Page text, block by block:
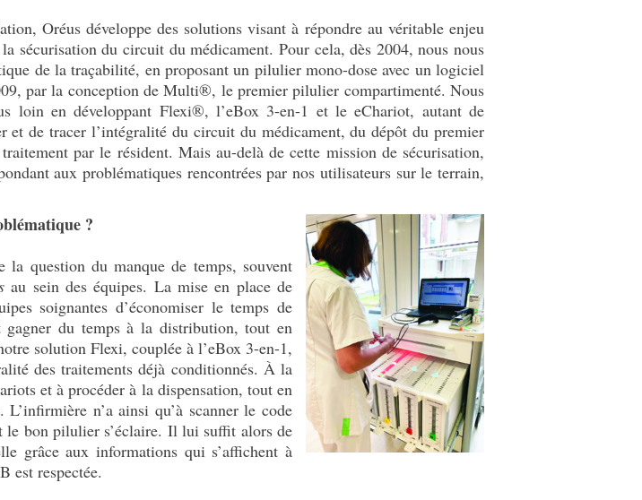
Oréus développe des solutions visant à répondre au véritable enjeu
sécurisation du circuit du médicament. Pour cela, dès 2004, nous nous
de la traçabilité, en proposant un pilulier mono-dose avec un logiciel
par la conception de Multi®, le premier pilulier compartimenté. Nous
loin en développant Flexi®, l’eBox 3-en-1 et le eChariot, autant de
et de tracer l’intégralité du circuit du médicament, du dépôt du premier
par le résident. Mais au-delà de cette mission de sécurisation,
aux problématiques rencontrées par nos utilisateurs sur le terrain,
?
la question du manque de temps, souvent
au sein des équipes. La mise en place de
soignantes d’économiser le temps de
du temps à la distribution, tout en
solution Flexi, couplée à l’eBox 3-en-1,
des traitements déjà conditionnés. À la
et à procéder à la dispensation, tout en
n’a ainsi qu’à scanner le code
le bon pilulier s’éclaire. Il lui suffit alors de
grâce aux informations qui s’affichent à
est respectée.